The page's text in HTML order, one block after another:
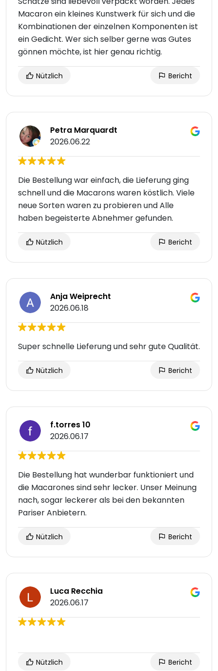
Macaron ein kleines Kunstwerk für sich und die
Kombinationen der einzelnen Komponenten ist
ein Gedicht. Wer sich selber gerne was Gutes
gönnen möchte, ist hier genau richtig.
Nützlich Bericht
Petra Marquardt
2026.06.22
Die Bestellung war einfach, die Lieferung ging
schnell und die Macarons waren köstlich. Viele
neue Sorten waren zu probieren und Alle
haben begeisterte Abnehmer gefunden.
Nützlich Bericht
Anja Weiprecht
2026.06.18
Super schnelle Lieferung und sehr gute Qualität.
Nützlich Bericht
f.torres 10
2026.06.17
Die Bestellung hat wunderbar funktioniert und
die Macarones sind sehr lecker. Unser Meinung
nach, sogar leckerer als bei den bekannten
Pariser Anbietern.
Nützlich Bericht
Luca Recchia
2026.06.17
Nützlich Bericht